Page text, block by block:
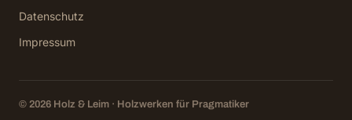
Datenschutz
Impressum
© 2026 Holz & Leim · Holzwerken für Pragmatiker